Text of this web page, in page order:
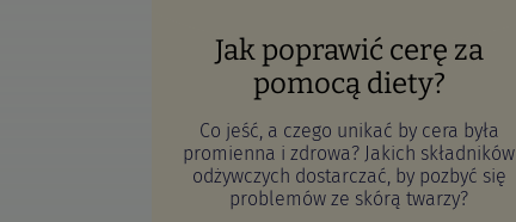
Jak poprawić cerę za
pomocą diety?
Co jeść, a czego unikać by cera była
promienna i zdrowa? Jakich składników
odżywczych dostarczać, by pozbyć się
problemów ze skórą twarzy?